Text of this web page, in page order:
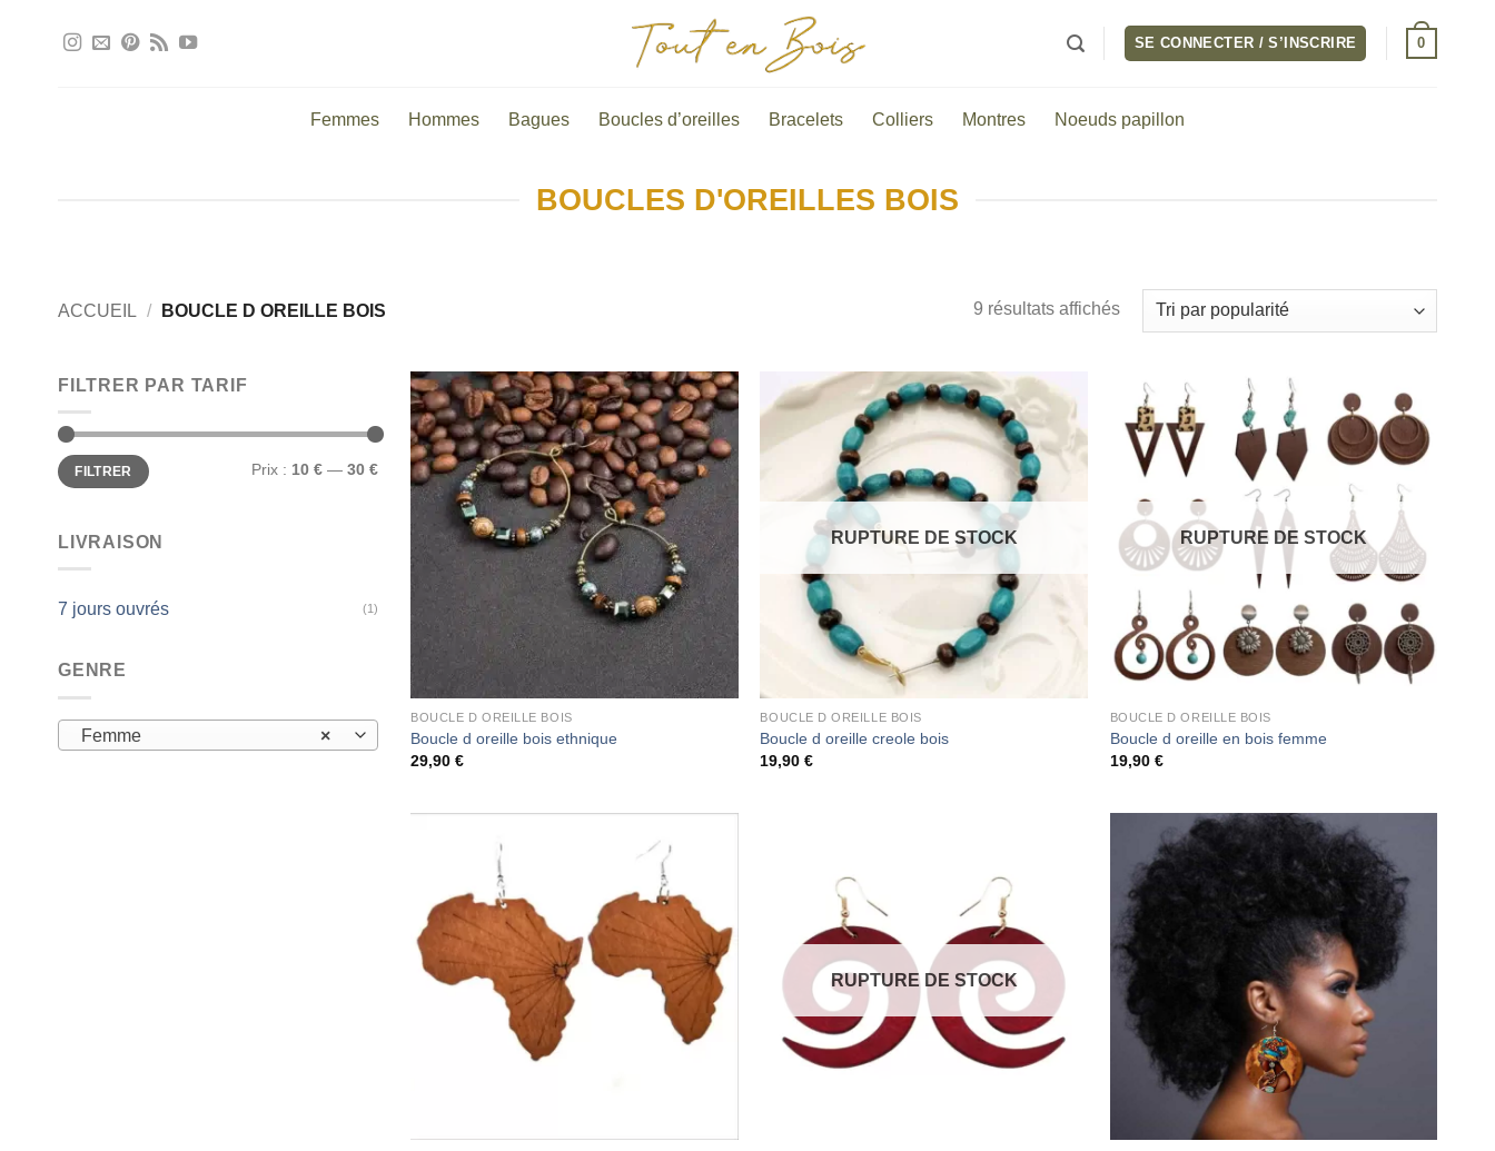
SE CONNECTER / S’INSCRIRE 0
Femmes Hommes Bagues Boucles d’oreilles Bracelets Colliers Montres Noeuds papillon
BOUCLES D'OREILLES BOIS
ACCUEIL / BOUCLE D OREILLE BOIS 9 résultats affichés
FILTRER PAR TARIF
Prix
min
Prix
maxFILTRER Prix : 10 €— 30 €
LIVRAISON
7 jours ouvrés (1)
GENRE
×
Femme
BOUCLE D OREILLE BOIS
Boucle d oreille bois ethnique
29,90€
RUPTURE DE STOCK
BOUCLE D OREILLE BOIS
Boucle d oreille creole bois
19,90€
RUPTURE DE STOCK
BOUCLE D OREILLE BOIS
Boucle d oreille en bois femme
19,90 €
RUPTURE DE STOCK